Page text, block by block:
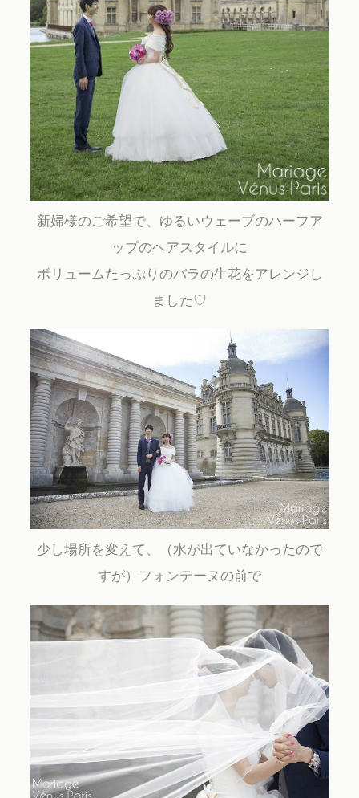
新婦様のご希望で、ゆるいウェーブのハーフア
ップのヘアスタイルに
ボリュームたっぷりのバラの生花をアレンジし
ました♡
少し場所を変えて、（水が出ていなかったので
すが）フォンテーヌの前で